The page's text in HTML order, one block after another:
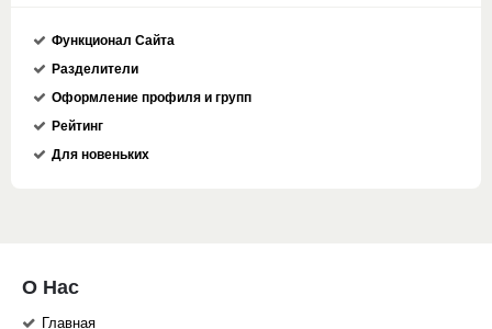
Функционал Сайта
Разделители
Оформление профиля и групп
Рейтинг
Для новеньких
О Нас
Главная